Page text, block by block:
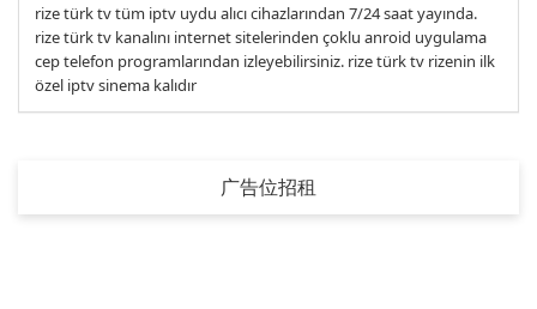
rize türk tv tüm iptv uydu alıcı cihazlarından 7/24 saat yayında.
rize türk tv kanalını internet sitelerinden çoklu anroid uygulama
cep telefon programlarından izleyebilirsiniz. rize türk tv rizenin ilk
özel iptv sinema kalıdır
广告位招租